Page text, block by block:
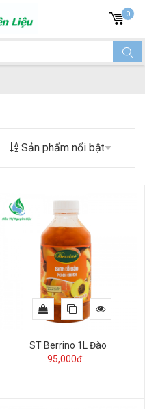
0
ST Berrino 1L Đào
95,000đ